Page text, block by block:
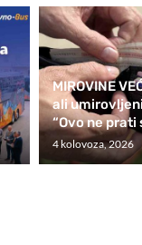
MIROVINE
ali
“Ovo ne
4 kolovoza, 2026